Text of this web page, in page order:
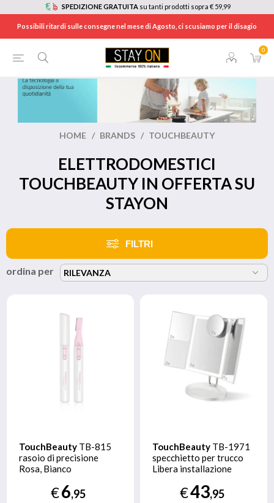
SPEDIZIONE GRATUITA su tanti prodotti sopra € 59,99
Possibili ritardi sulle consegne nel mese di Agosto, ci scusiamo per il disagio
0
HOME / BRANDS / TOUCHBEAUTY
ELETTRODOMESTICI
TOUCHBEAUTY IN OFFERTA SU
STAYON
FILTRI
ordina per
TouchBeauty TB-815
rasoio di precisione
Rosa, Bianco
€6,95
TouchBeauty TB-1971
specchietto per trucco
Libera installazione
€43,95